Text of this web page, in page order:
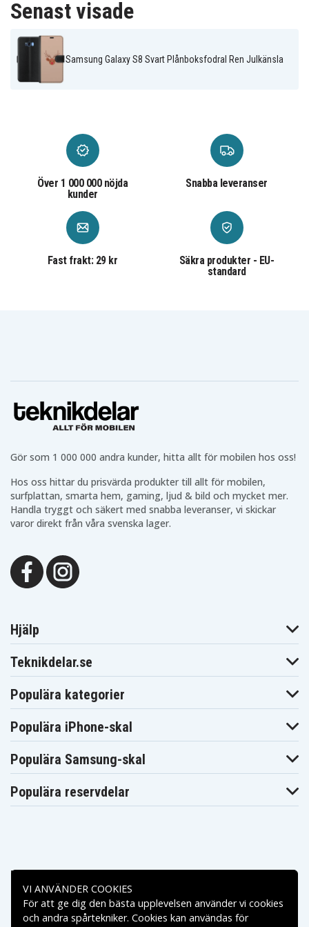
Färg Flerfärgad
Material
Senast visade
Samsung Galaxy S8 Svart Plånboksfodral Ren Julkänsla
Över 1 000 000 nöjda
kunder
Snabba leveranser
Fast frakt: 29 kr
Säkra produkter - EU-
standard
Gör som 1 000 000 andra kunder, hitta allt för mobilen hos oss!
Hos oss hittar du prisvärda produkter till allt för mobilen,
surfplattan, smarta hem, gaming, ljud & bild och mycket mer.
Handla tryggt och säkert med snabba leveranser, vi skickar
varor direkt från våra svenska lager.
Hjälp
Teknikdelar.se
Populära kategorier
Populära iPhone-skal
Populära Samsung-skal
Populära reservdelar
Betalningsalternativ
Leveransalternativ
VI ANVÄNDER COOKIES
För att ge dig den bästa upplevelsen använder vi cookies
och andra spårtekniker. Cookies kan användas för